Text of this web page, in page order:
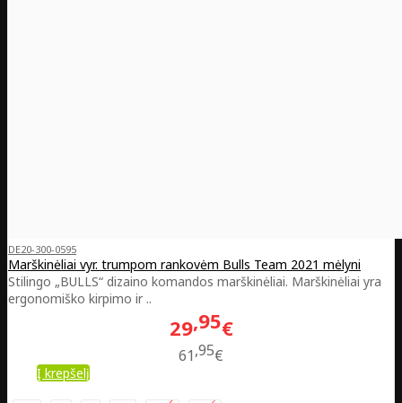
DE20-300-0595
Marškinėliai vyr. trumpom rankovėm Bulls Team 2021 mėlyni
Stilingo „BULLS“ dizaino komandos marškinėliai. Marškinėliai yra
ergonomiško kirpimo ir ..
29 95€
61 95€
Į krepšelį